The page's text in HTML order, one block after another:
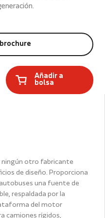
ningún otro fabricante
de diseño. Proporciona
una fuente de
respaldada por la
del motor
camiones rígidos,
Añadir a
bolsa